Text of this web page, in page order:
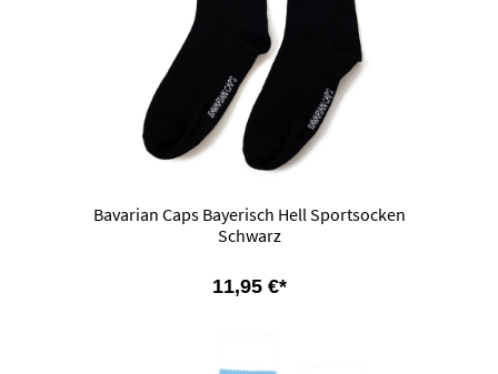
Bavarian Caps Bayerisch Hell Sportsocken
Schwarz
11,95 €*